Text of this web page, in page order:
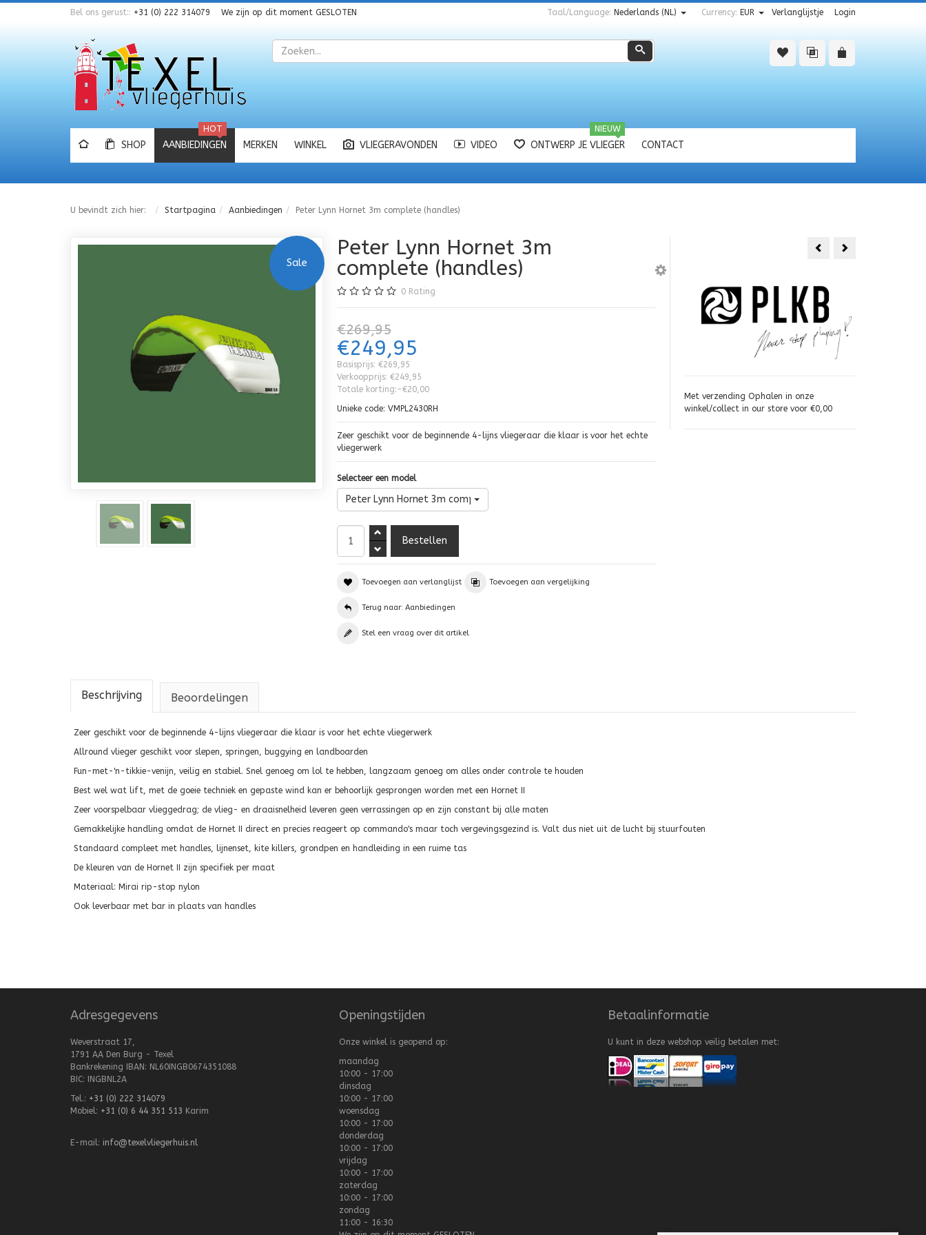
Bel ons gerust:: +31 (0) 222 314079 We zijn op dit moment GESLOTEN Verlanglijstje Login
Currency: EUR
Taal/Language: Nederlands (NL)
Zoeken
Zoeken
SHOP AANBIEDINGEN
HOT
MERKEN WINKEL VLIEGERAVONDEN VIDEO ONTWERP JE VLIEGER
NIEUW
CONTACT
U bevindt zich hier: Startpagina Aanbiedingen Peter Lynn Hornet 3m complete (handles)
Sale
Peter Lynn Hornet 3m
complete (handles)
0 Rating
€269,95
€249,95
Basisprijs: €269,95
Verkoopprijs: €249,95
Totale korting: -€20,00
Unieke code: VMPL2430RH
Zeer geschikt voor de beginnende 4-lijns vliegeraar die klaar is voor het echte
vliegerwerk
Selecteer een model
Peter Lynn Hornet 3m complete (handles)
Toevoegen aan verlanglijst Toevoegen aan vergelijking
Terug naar: Aanbiedingen
Stel een vraag over dit artikel
RobotimePeter
Met verzending Ophalen in onze
winkel/collect in our store voor €0,00
Beschrijving Beoordelingen
Zeer geschikt voor de beginnende 4-lijns vliegeraar die klaar is voor het echte vliegerwerk
Allround vlieger geschikt voor slepen, springen, buggying en landboarden
Fun-met-'n-tikkie-venijn, veilig en stabiel. Snel genoeg om lol te hebben, langzaam genoeg om alles onder controle te houden
Best wel wat lift, met de goeie techniek en gepaste wind kan er behoorlijk gesprongen worden met een Hornet II
Zeer voorspelbaar vlieggedrag; de vlieg- en draaisnelheid leveren geen verrassingen op en zijn constant bij alle maten
Gemakkelijke handling omdat de Hornet II direct en precies reageert op commando's maar toch vergevingsgezind is. Valt dus niet uit de lucht bij stuurfouten
Standaard compleet met handles, lijnenset, kite killers, grondpen en handleiding in een ruime tas
De kleuren van de Hornet II zijn specifiek per maat
Materiaal: Mirai rip-stop nylon
Ook leverbaar met bar in plaats van handles
Adresgegevens
Weverstraat 17,
1791 AA Den Burg - Texel
Bankrekening IBAN: NL60INGB0674351088
BIC: INGBNL2A
Tel.: +31 (0) 222 314079
Mobiel: +31 (0) 6 44 351 513 Karim
E-mail: info@texelvliegerhuis.nl
Openingstijden
Onze winkel is geopend op:
maandag
10:00 - 17:00
dinsdag
10:00 - 17:00
woensdag
10:00 - 17:00
donderdag
10:00 - 17:00
vrijdag
10:00 - 17:00
zaterdag
10:00 - 17:00
zondag
11:00 - 16:30
Betaalinformatie
U kunt in deze webshop veilig betalen met: